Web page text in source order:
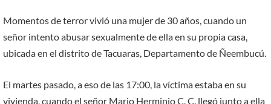
Momentos de terror vivió una mujer de 30 años, cuando un
señor intento abusar sexualmente de ella en su propia casa,
ubicada en el distrito de Tacuaras, Departamento de Ñeembucú.
El martes pasado, a eso de las 17:00, la víctima estaba en su
vivienda, cuando el señor Mario Herminio C. C. llegó junto a ella